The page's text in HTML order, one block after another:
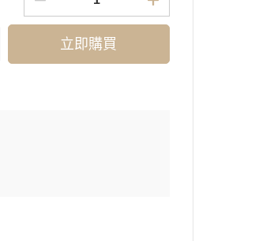
立即購買